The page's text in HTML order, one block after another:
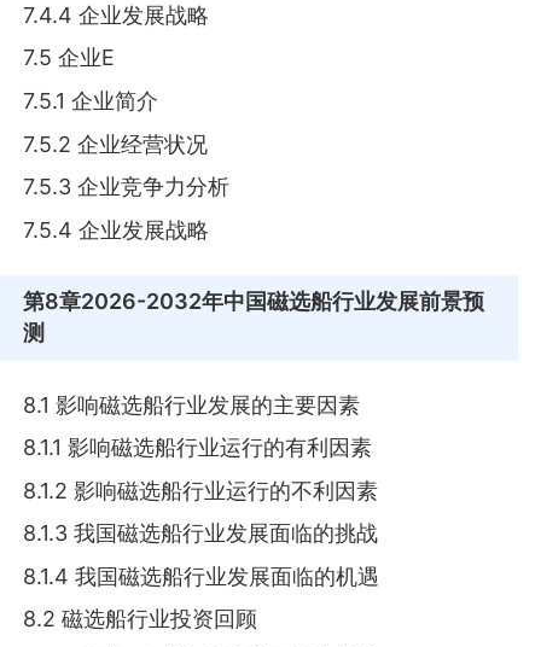
7.4.4 企业发展战略
7.5 企业E
7.5.1 企业简介
7.5.2 企业经营状况
7.5.3 企业竞争力分析
7.5.4 企业发展战略
第8章2026-2032年中国磁选船行业发展前景预
测
8.1 影响磁选船行业发展的主要因素
8.1.1 影响磁选船行业运行的有利因素
8.1.2 影响磁选船行业运行的不利因素
8.1.3 我国磁选船行业发展面临的挑战
8.1.4 我国磁选船行业发展面临的机遇
8.2 磁选船行业投资回顾